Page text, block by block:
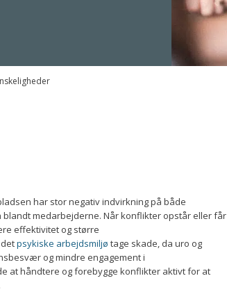
har stor negativ indvirkning på både
medarbejderne. Når konflikter opstår eller får
effektivitet og større
detpsykiske arbejdsmiljø tage skade, da uro og
og mindre engagement i
at håndtere og forebygge konflikter aktivt for at